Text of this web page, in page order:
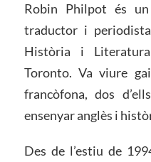
Robin Philpot és
traductor i
Història i
Toronto. Va viure
francòfona, dos
ensenyar anglès i
Des de l’estiu de